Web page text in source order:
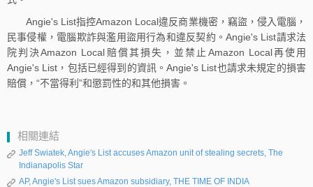
Angie's List指控Amazon Local違反商業機密，竊盜，侵入電腦，
民事侵權，電腦欺詐與濫用盜用行為和違反契約。Angie's List請求法
院判決Amazon Local賠償其損失，並禁止Amazon Local再使用
Angie's List，包括已經得到的資訊。Angie's List也請求未規定的損害
賠償，“不當得利”和懲罰性的和其他損害。
相關連結
Jeff Swiatek, Angie's List accuses Amazon unit of stealing secrets, The
Indianapolis Star
AP, Angie's List sues Amazon subsidiary, THE TIME OF INDIA